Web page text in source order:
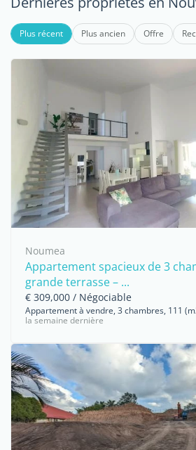
Plus récent Plus ancien Offre
Noumea
Appartement spacieux de 3
grande terrasse – ...
€ 309,000 / Négociable
Appartement à vendre, 3 chambres, 111
la semaine dernière